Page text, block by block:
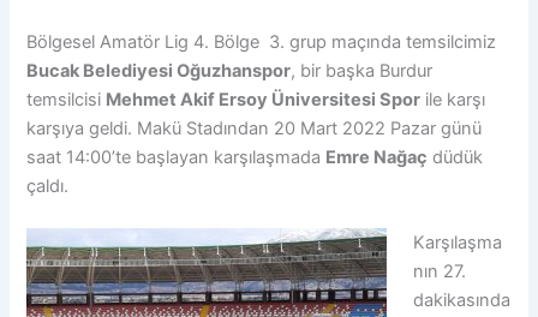
Bölgesel Amatör Lig 4. Bölge 3. grup maçında temsilcimiz
Bucak Belediyesi Oğuzhanspor, bir başka Burdur
temsilcisi Mehmet Akif Ersoy Üniversitesi Spor ile karşı
karşıya geldi. Makü Stadından 20 Mart 2022 Pazar günü
saat 14:00’te başlayan karşılaşmada Emre Nağaç düdük
çaldı.
Karşılaşma
nın 27.
dakikasında